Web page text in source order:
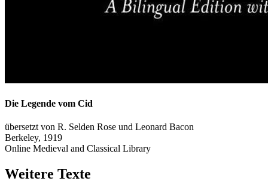
Die Legende vom Cid
übersetzt von R. Selden Rose und Leonard Bacon
Berkeley, 1919
Online Medieval and Classical Library
Weitere Texte